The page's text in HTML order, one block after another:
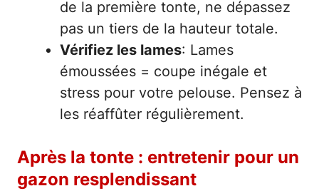
de la première tonte, ne dépassez
pas un tiers de la hauteur totale.
Vérifiez les lames: Lames
émoussées = coupe inégale et
stress pour votre pelouse. Pensez à
les réaffûter régulièrement.
Après la tonte : entretenir pour un
gazon resplendissant